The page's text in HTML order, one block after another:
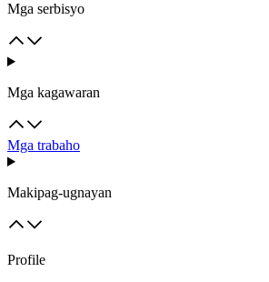
Mga serbisyo
Mga kagawaran
Mga trabaho
Makipag-ugnayan
Profile